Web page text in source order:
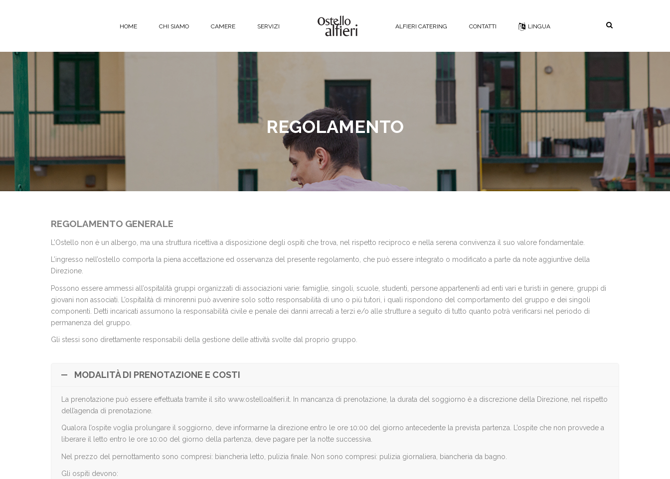
HOME CHI SIAMO CAMERE SERVIZI ALFIERI CATERING CONTATTI LINGUA
REGOLAMENTO
REGOLAMENTO GENERALE
L’Ostello non è un albergo, ma una struttura ricettiva a disposizione degli ospiti che trova, nel rispetto reciproco e nella serena convivenza il suo valore fondamentale.
L’ingresso nell’ostello comporta la piena accettazione ed osservanza del presente regolamento, che può essere integrato o modificato a parte da note aggiuntive della
Direzione.
Possono essere ammessi all’ospitalità gruppi organizzati di associazioni varie: famiglie, singoli, scuole, studenti, persone appartenenti ad enti vari e turisti in genere, gruppi di
giovani non associati. L’ospitalità di minorenni può avvenire solo sotto responsabilità di uno o più tutori, i quali rispondono del comportamento del gruppo e dei singoli
componenti. Detti incaricati assumono la responsabilità civile e penale dei danni arrecati a terzi e/o alle strutture a seguito di tutto quanto potrà verificarsi nel periodo di
permanenza del gruppo.
Gli stessi sono direttamente responsabili della gestione delle attività svolte dal proprio gruppo.
MODALITÀ DI PRENOTAZIONE E COSTI
La prenotazione può essere effettuata tramite il sito www.ostelloalfieri.it. In mancanza di prenotazione, la durata del soggiorno è a discrezione della Direzione, nel rispetto
dell’agenda di prenotazione.
Qualora l’ospite voglia prolungare il soggiorno, deve informarne la direzione entro le ore 10:00 del giorno antecedente la prevista partenza. L’ospite che non provvede a
liberare il letto entro le ore 10:00 del giorno della partenza, deve pagare per la notte successiva.
Nel prezzo del pernottamento sono compresi: biancheria letto, pulizia finale. Non sono compresi: pulizia giornaliera, biancheria da bagno.
Gli ospiti devono: